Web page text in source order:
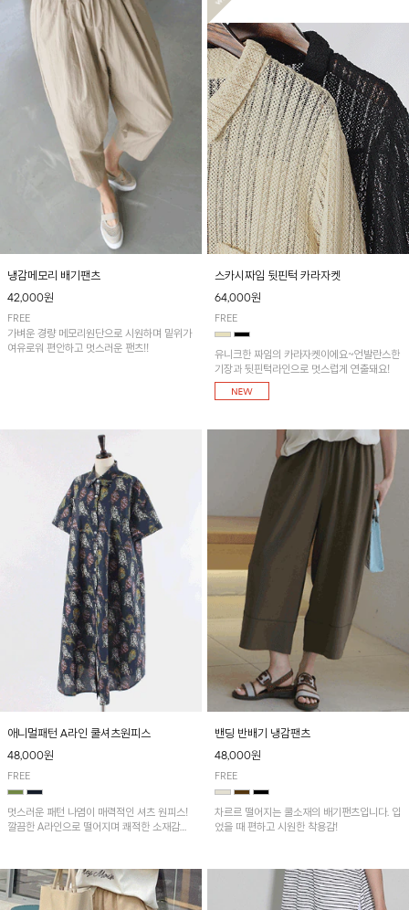
냉감메모리 배기팬츠
42,000원
FREE
가벼운 경량 메모리원단으로 시원하며 밑위가
여유로워 편안하고 멋스러운 팬츠!!
스카시짜임 뒷핀턱 카라자켓
64,000원
FREE
유니크한 짜임의 카라자켓이에요~언발란스한
기장과 뒷핀턱라인으로 멋스럽게 연출돼요!
애니멀패턴 A라인 쿨셔츠원피스
48,000원
FREE
멋스러운 패턴 나염이 매력적인 셔츠 원피스!
깔끔한 A라인으로 떨어지며 쾌적한 소재감으
밴딩 반배기 냉감팬츠
48,000원
FREE
차르르 떨어지는 쿨소재의 배기팬츠입니다. 입
었을 때 편하고 시원한 착용감!